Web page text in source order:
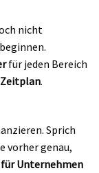
nicht
für jeden Bereich
.
Sprich
vorher genau,
Unternehmen